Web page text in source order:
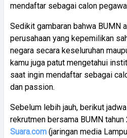
mendaftar sebagai calon
Sedikit gambaran bahwa BUMN
perusahaan yang kepemilikan
negara secara keseluruhan
kamu juga patut mengetahui
saat ingin mendaftar sebagai
dan passion.
Sebelum lebih jauh, berikut
rekrutmen bersama BUMN
Suara.com (jaringan media